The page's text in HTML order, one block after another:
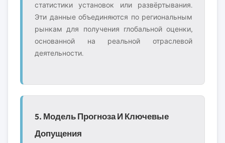
статистики установок или развёртывания.
Эти данные объединяются по региональным
рынкам для получения глобальной оценки,
основанной на реальной отраслевой
деятельности.
5. Модель Прогноза И Ключевые
Допущения